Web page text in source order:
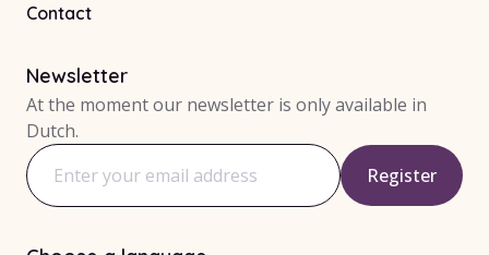
Contact
Newsletter
At the moment our newsletter is only available in
Dutch.
Email address Register